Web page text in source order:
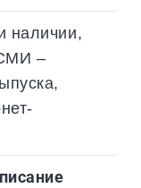
наличии,
–